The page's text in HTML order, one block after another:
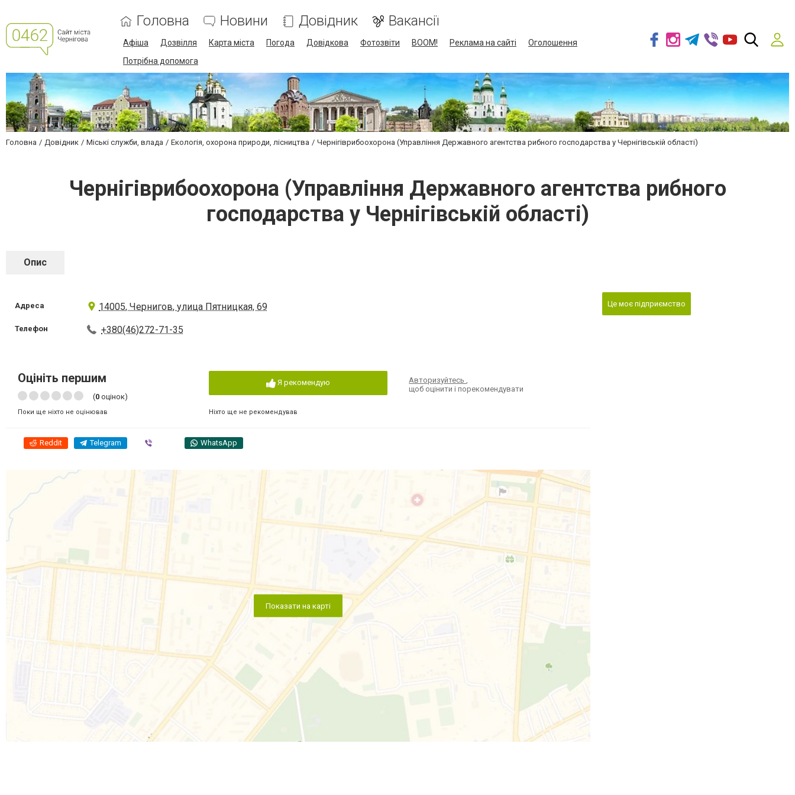
Головна Новини Довідник Вакансії
Афіша Дозвілля Карта міста Погода Довідкова Фотозвіти BOOM! Реклама на сайті
Оголошення
Потрібна допомога
Головна Довідник Міські служби, влада Екологія, охорона природи, лісництва Чернігіврибоохорона (Управління Державного агентства рибного господарства у Чернігівській області)
Чернігіврибоохорона (Управління Державного агентства рибного
господарства у Чернігівській області)
Опис
Адреса 14005, Чернигов, улица Пятницкая, 69
Телефон +380(46)272-71-35
Оцініть першим
(0 оцінок)
Поки ще ніхто не оцінював
Я рекомендую
Ніхто ще не рекомендував
Авторизуйтесь,
щоб оцінити і порекомендувати
Reddit Telegram WhatsApp
Показати на карті
Це моє підприємство